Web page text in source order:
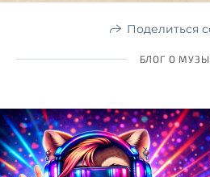
Поделиться
БЛОГ О